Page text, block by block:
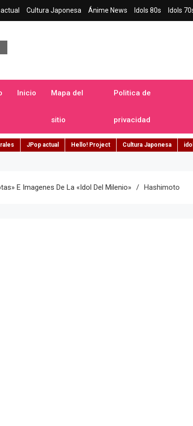
Cultura Japonesa Ánime News Idols 80s Idols
Inicio Mapa del
sitio
Politica de
privacidad
JPop actual Hello! Project Cultura Japonesa
E Imagenes De La «idol Del Milenio» Hashimoto